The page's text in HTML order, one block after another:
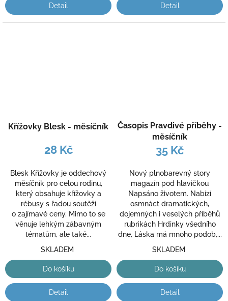
Detail Detail
Křížovky Blesk - měsíčník
28 Kč
Blesk Křížovky je oddechový
měsíčník pro celou rodinu,
který obsahuje křížovky a
rébusy s řadou soutěží
o zajímavé ceny. Mimo to se
věnuje lehkým zábavným
tématům, ale také...
SKLADEM
Do košíku
Detail
Časopis Pravdivé příběhy -
měsíčník
35 Kč
Nový plnobarevný story
magazín pod hlavičkou
Napsáno životem. Nabízí
osmnáct dramatických,
dojemných i veselých příběhů
rubrikách Hrdinky všedního
dne, Láska má mnoho podob,...
SKLADEM
Do košíku
Detail